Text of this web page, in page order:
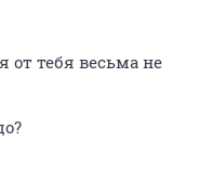
от тебя весьма не